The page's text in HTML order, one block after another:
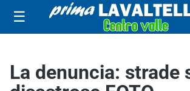
☰
La denuncia: strade